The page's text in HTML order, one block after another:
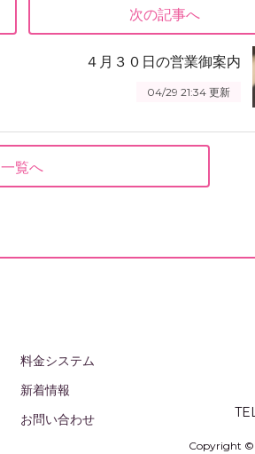
次の記事へ
４月３０日の営業御案内
04/29 21:34更新
一覧へ
料金システム
新着情報
お問い合わせ
Copyright ©